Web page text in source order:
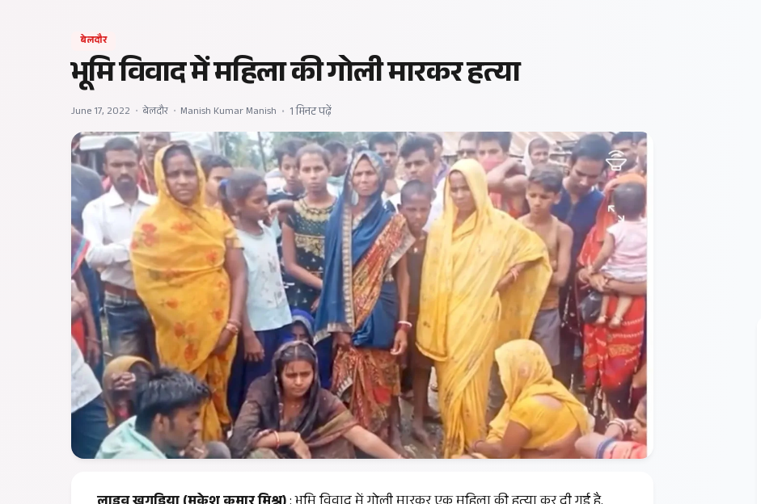
बेलदौर
भूमि विवाद में महिला की गोली मारकर हत्या
June 17, 2022 • बेलदौर • Manish Kumar Manish • 1 मिनट पढ़ें